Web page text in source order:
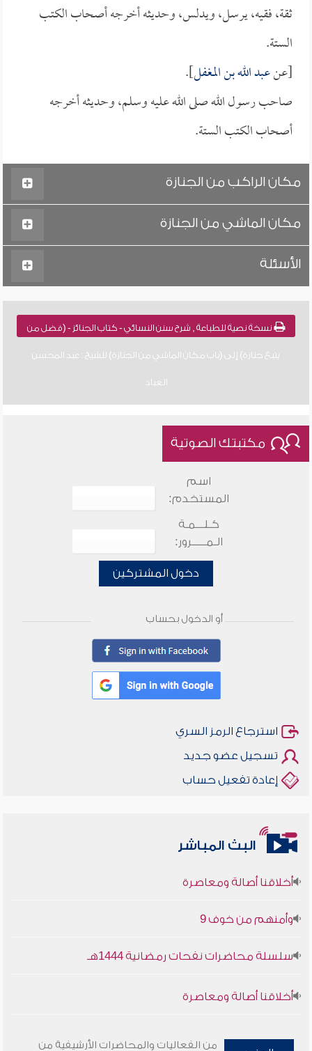
ثقة، فقيه، يرسل، ويدلس، وحديثه أخرجه أصحاب الكتب
الستة.
[عنعبد الله بن المغفل].
صاحب رسول الله صلى الله عليه وسلم، وحديثه أخرجه
أصحاب الكتب الستة.
مكان الراكب من الجنازة
مكان الماشي من الجنازة
الأسئلة
نسخة نصية للطباعة , شرح سنن النسائي - كتاب الجنائز - (فضل من
يتبع جنازة) إلى (باب مكان الماشي من الجنازة) للشيخ : عبد المحسن
العباد
مكتبتك الصوتية
اسم
المستخدم:
كـلـــمـة
الـمـــــرور:
دخول المشتركين
أو الدخول بحساب
استرجاع الرمز السري
تسجيل عضو جديد
إعادة تفعيل حساب
البث المباشر
من الفعاليات والمحاضرات الأرشيفية من